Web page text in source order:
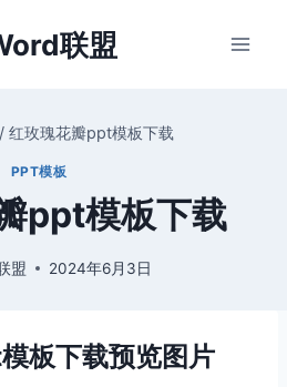
联盟
/ 红玫瑰花瓣ppt模板下载
PPT模板
ppt模板下载
盟 2024年6月3日
板下载预览图片